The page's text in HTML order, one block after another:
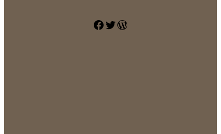
Facebook
Twitter
WordPress